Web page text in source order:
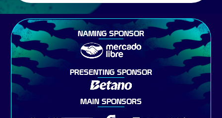
NAMING SPONSOR
PRESENTING SPONSOR
MAIN SPONSORS